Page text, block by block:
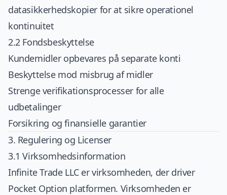
datasikkerhedskopier for at sikre operationel
kontinuitet
2.2 Fondsbeskyttelse
Kundemidler opbevares på separate konti
Beskyttelse mod misbrug af midler
Strenge verifikationsprocesser for alle
udbetalinger
Forsikring og finansielle garantier
3. Regulering og Licenser
3.1 Virksomhedsinformation
Infinite Trade LLC er virksomheden, der driver
Pocket Option platformen. Virksomheden er